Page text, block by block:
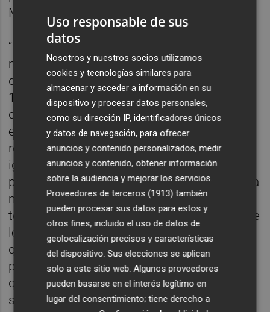
Moncofa.
“La nefasta gestión anterior nos va a costar
mucho a todos los vecinos. Doce millones
divididos entre 9.000 vecinos sale a más de
1.300 euros por vecino”, afirma el munícipe,
quien puntualiza que “la buena situación
económica del Ayuntamiento nos permitirá
recurrir a préstamos, pero esos préstamos
igualmente se tendrán que pagar, lo que
provocará hipotecar el futuro del municipio a
medio plazo”. “Esta situación tan lamentable
tendrá que ser subsanada con el esfuerzo de
los vecinos”, remarca Wences Alós Valls,
quien también ha querido destacar el lado
positivo de la actuación. “En el momento en
que esté finalizado, Moncofa dispondrá de
solares en primera línea del mar,
Uso responsable de sus
datos
Nosotros y nuestros socios utilizamos
cookies y tecnologías similares para
almacenar y acceder a información en su
dispositivo y procesar datos personales,
como su dirección IP, identificadores únicos
y datos de navegación, para ofrecer
anuncios y contenido personalizados, medir
anuncios y contenido, obtener información
sobre la audiencia y mejorar los servicios.
Proveedores de terceros (1913) también
pueden procesar sus datos para estos y
otros fines, incluido el uso de datos de
geolocalización precisos y características
del dispositivo. Sus elecciones se aplican
solo a este sitio web. Algunos proveedores
pueden basarse en el interés legítimo en
lugar del consentimiento; tiene derecho a